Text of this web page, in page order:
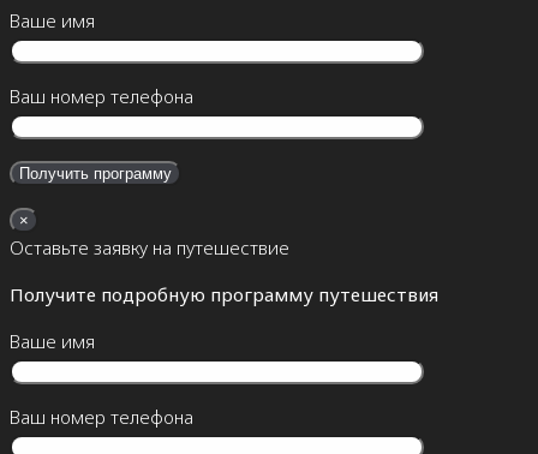
Ваше имя
Ваш номер телефона
×
Оставьте заявку на путешествие
Получите подробную программу путешествия
Ваше имя
Ваш номер телефона